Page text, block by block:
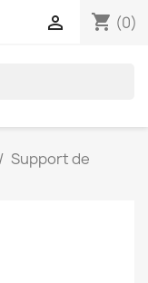
shopping_cart (0)

Support de